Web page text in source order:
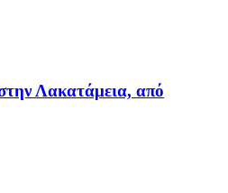
Λακατάμεια, από